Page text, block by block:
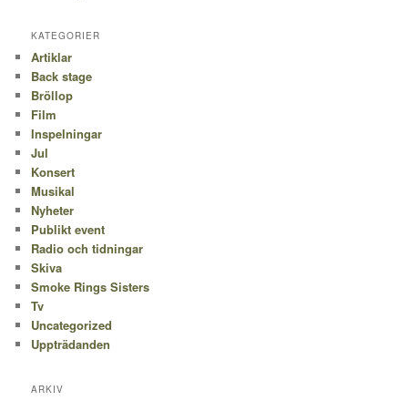
KATEGORIER
Artiklar
Back stage
Bröllop
Film
Inspelningar
Jul
Konsert
Musikal
Nyheter
Publikt event
Radio och tidningar
Skiva
Smoke Rings Sisters
Tv
Uncategorized
Uppträdanden
ARKIV